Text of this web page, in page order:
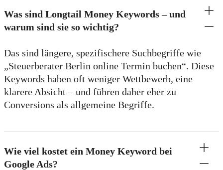
Was sind Longtail Money Keywords – und
warum sind sie so wichtig?
Das sind längere, spezifischere Suchbegriffe wie
„Steuerberater Berlin online Termin buchen“. Diese
Keywords haben oft weniger Wettbewerb, eine
klarere Absicht – und führen daher eher zu
Conversions als allgemeine Begriffe.
Wie viel kostet ein Money Keyword bei
Google Ads?